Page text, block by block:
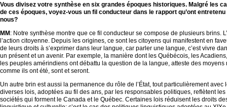
Vous divisez votre synthèse en six grandes époques historiques. Malgré les
de ces époques, voyez-vous un fil conducteur dans le rapport qu’ont
nous?
MM : Notre synthèse montre que ce fil conducteur se compose de plusieurs brins.
l’action citoyenne. Depuis les origines, ce sont les citoyens qui manifestent en
de leurs droits à s’exprimer dans leur langue, car parler une langue, c’est vivre
un présent et un avenir. Par exemple, la manière dont les Québécois, les
les peuples amérindiens ont débattu la question de la langue, atteste des
comme ils ont été, sont et seront.
Un autre brin est aussi la permanence du rôle de l’État, tout particulièrement avec
diverses lois, adoptées au fil des ans, par les responsables politiques, reflètent
sociétés qui forment le Canada et le Québec. Certaines lois réduisent les droits